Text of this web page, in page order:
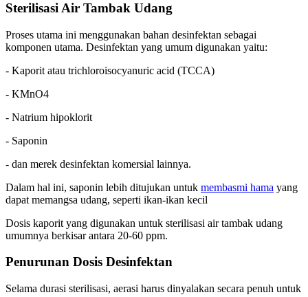
Sterilisasi Air Tambak Udang
Proses utama ini menggunakan bahan desinfektan sebagai
komponen utama. Desinfektan yang umum digunakan yaitu:
- Kaporit atau trichloroisocyanuric acid (TCCA)
- KMnO4
- Natrium hipoklorit
- Saponin
- dan merek desinfektan komersial lainnya.
Dalam hal ini, saponin lebih ditujukan untuk membasmi hama yang
dapat memangsa udang, seperti ikan-ikan kecil
Dosis kaporit yang digunakan untuk sterilisasi air tambak udang
umumnya berkisar antara 20-60 ppm.
Penurunan Dosis Desinfektan
Selama durasi sterilisasi, aerasi harus dinyalakan secara penuh untuk